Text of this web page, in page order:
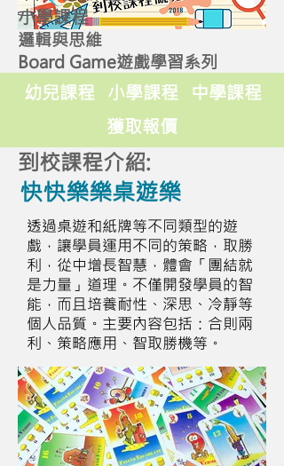
小學課程
邏輯與思維
Board Game遊戲學習系列
幼兒課程 小學課程
中學課程
獲取報價
到校課程介紹:
快快樂樂桌遊樂
透過桌遊和紙牌等不同類型的遊
戲，讓學員運用不同的策略，取勝
利，從中增長智慧，體會「團結就
是力量」道理。不僅開發學員的智
能，而且培養耐性、深思、冷靜等
個人品質。主要內容包括：合則兩
利、策略應用、智取勝機等。